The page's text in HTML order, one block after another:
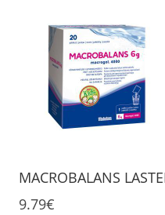
MACROBALANS
9.79€